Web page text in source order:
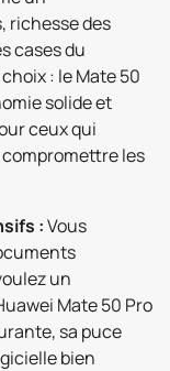
richesse des
cases du
: le Mate 50
solide et
ceux qui
les
:Vous
un
Mate 50 Pro
sa puce
bien